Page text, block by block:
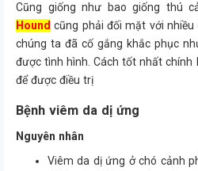
Cũng giống như bao giống thú
Hound cũng phải đối mặt với nhiều
chúng ta đã cố gắng khắc phục
được tình hình. Cách tốt nhất
để được điều trị
Bệnh viêm da dị ứng
Nguyên nhân
Viêm da dị ứng ở chó cảnh